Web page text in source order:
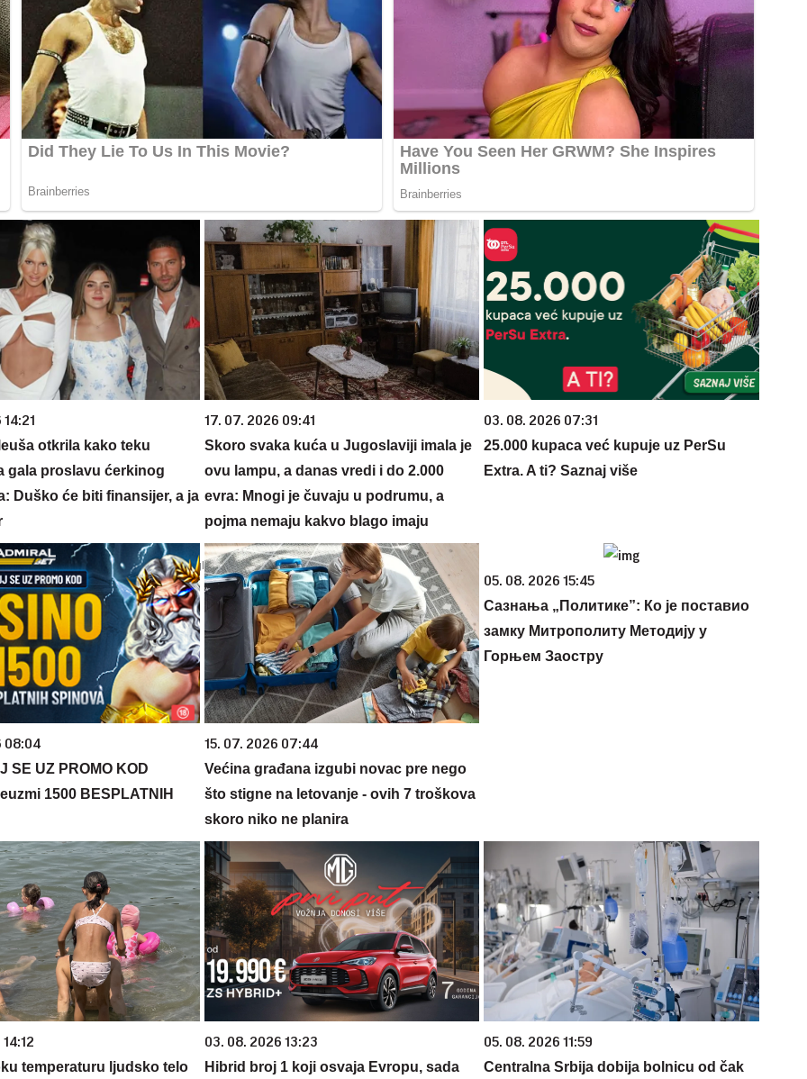
otkrila kako teku
gala proslavu ćerkinog
Duško će biti finansijer, a ja
17. 07. 2026 09:41
Skoro svaka kuća u Jugoslaviji imala je
ovu lampu, a danas vredi i do 2.000
evra: Mnogi je čuvaju u podrumu, a
pojma nemaju kakvo blago imaju
03. 08. 2026 07:31
25.000 kupaca već kupuje uz PerSu
Extra. A ti? Saznaj više
08:04
SE UZ PROMO KOD
1500 BESPLATNIH
15. 07. 2026 07:44
Većina građana izgubi novac pre nego
što stigne na letovanje - ovih 7 troškova
skoro niko ne planira
05. 08. 2026 15:45
Сазнања „Политике”: Ко је поставио
замку Митрополиту Методију у
Горњем Заостру
temperaturu ljudsko telo
03. 08. 2026 13:23
Hibrid broj 1 koji osvaja Evropu, sada
05. 08. 2026 11:59
Centralna Srbija dobija bolnicu od čak